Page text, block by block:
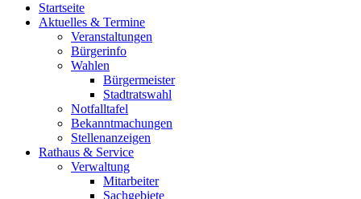
Startseite
Aktuelles & Termine
Veranstaltungen
Bürgerinfo
Wahlen
Bürgermeister
Stadtratswahl
Notfalltafel
Bekanntmachungen
Stellenanzeigen
Rathaus & Service
Verwaltung
Mitarbeiter
Sachgebiete